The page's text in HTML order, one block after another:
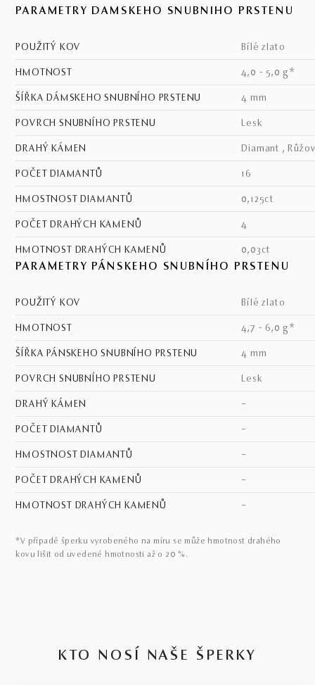
PARAMETRY DÁMSKEHO SNUBNÍHO PRSTENU
POUŽITÝ KOV bílé zlato
HMOTNOST 4,0 - 5,0 g*
ŠÍŘKA DÁMSKEHO SNUBNÍHO PRSTENU 4 mm
POVRCH SNUBNÍHO PRSTENU lesk
DRAHÝ KÁMEN Diamant ,
POČET DIAMANTŮ 16
HMOSTNOST DIAMANTŮ 0,125ct
POČET DRAHÝCH KAMENŮ 4
HMOTNOST DRAHÝCH KAMENŮ 0,03ct
PARAMETRY PÁNSKEHO SNUBNÍHO PRSTENU
POUŽITÝ KOV bílé zlato
HMOTNOST 4,7 - 6,0 g*
ŠÍŘKA PÁNSKEHO SNUBNÍHO PRSTENU 4 mm
POVRCH SNUBNÍHO PRSTENU lesk
DRAHÝ KÁMEN –
POČET DIAMANTŮ –
HMOSTNOST DIAMANTŮ –
POČET DRAHÝCH KAMENŮ –
HMOTNOST DRAHÝCH KAMENŮ –
*V případě šperku vyrobeného na míru se může hmotnost drahého
kovu lišit od uvedené hmotnosti až o 20 %.
KTO NOSÍ NAŠE ŠPERKY